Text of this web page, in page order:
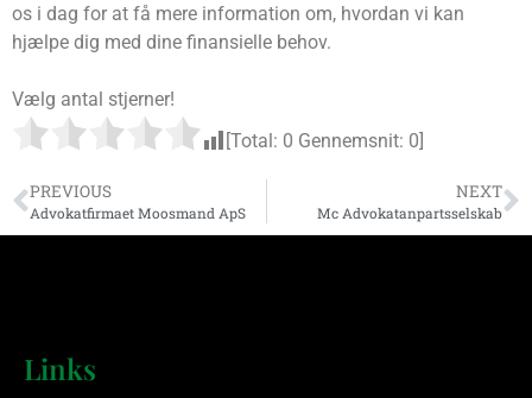
os i dag for at få mere information om, hvordan vi kan
hjælpe dig med dine finansielle behov.
Vælg antal stjerner!
[Total: 0 Gennemsnit: 0
PREVIOUS
Advokatfirmaet Moosmand ApS
NEXT
Mc Advokatanpartsselskab
Links